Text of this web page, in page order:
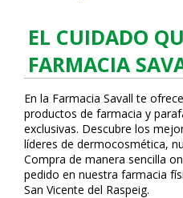
EL CUIDADO
FARMACIA
En la Farmacia Savall te
productos de farmacia y
exclusivas. Descubre los
líderes de dermocosmética,
Compra de manera sencilla
pedido en nuestra farmacia
San Vicente del Raspeig.